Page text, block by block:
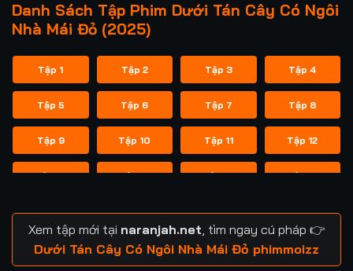
Danh Sách Tập Phim Dưới Tán Cây Có Ngôi
Nhà Mái Đỏ (2025)
Tập 1 Tập 2 Tập 3 Tập 4
Tập 5 Tập 6 Tập 7 Tập 8
Tập 9 Tập 10 Tập 11 Tập 12
Tập 13 Tập 14 Tập 15 Tập 16
Tập 17 Tập 18 Tập 19 Tập 20
Tập 21 Tập 22 Tập 23 Tập 24
Xem tập mới tại naranjah.net , tìm ngay cú pháp 👉
Dưới Tán Cây Có Ngôi Nhà Mái Đỏ phimmoizz